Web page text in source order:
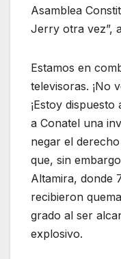
Asamblea
Jerry otra vez”,
Estamos en
televisoras. ¡No
¡Estoy
a Conatel una
negar el
que, sin
Altamira, donde
recibieron
grado al ser
explosivo.